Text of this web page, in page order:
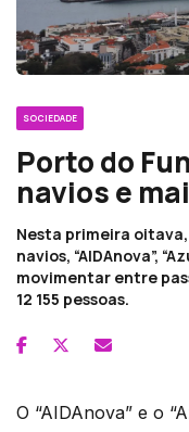
SOCIEDADE
Porto do
navios e
Nesta primeira
navios, “AIDAnova”,
movimentar entre
12 155 pessoas.
O “AIDAnova” e o